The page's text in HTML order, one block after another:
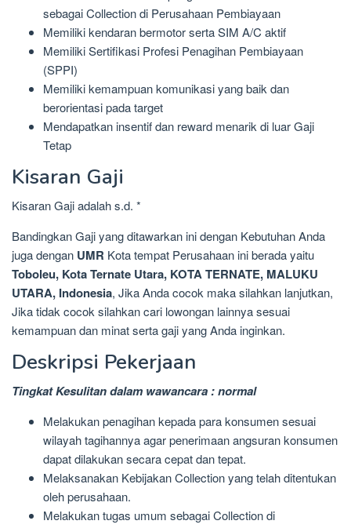
sebagai Collection di Perusahaan Pembiayaan
Memiliki kendaran bermotor serta SIM A/C aktif
Memiliki Sertifikasi Profesi Penagihan Pembiayaan
(SPPI)
Memiliki kemampuan komunikasi yang baik dan
berorientasi pada target
Mendapatkan insentif dan reward menarik di luar Gaji
Tetap
Kisaran Gaji
Kisaran Gaji adalah s.d. *
Bandingkan Gaji yang ditawarkan ini dengan Kebutuhan Anda
juga dengan UMR Kota tempat Perusahaan ini berada yaitu
Toboleu, Kota Ternate Utara, KOTA TERNATE, MALUKU
UTARA, Indonesia, Jika Anda cocok maka silahkan lanjutkan,
Jika tidak cocok silahkan cari lowongan lainnya sesuai
kemampuan dan minat serta gaji yang Anda inginkan.
Deskripsi Pekerjaan
Tingkat Kesulitan dalam wawancara : normal
Melakukan penagihan kepada para konsumen sesuai
wilayah tagihannya agar penerimaan angsuran konsumen
dapat dilakukan secara cepat dan tepat.
Melaksanakan Kebijakan Collection yang telah ditentukan
oleh perusahaan.
Melakukan tugas umum sebagai Collection di